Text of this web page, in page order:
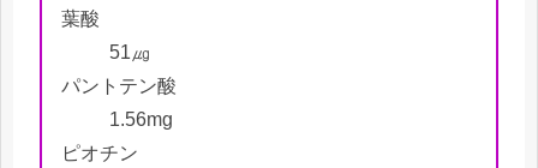
葉酸
51㎍
パントテン酸
1.56mg
ピオチン